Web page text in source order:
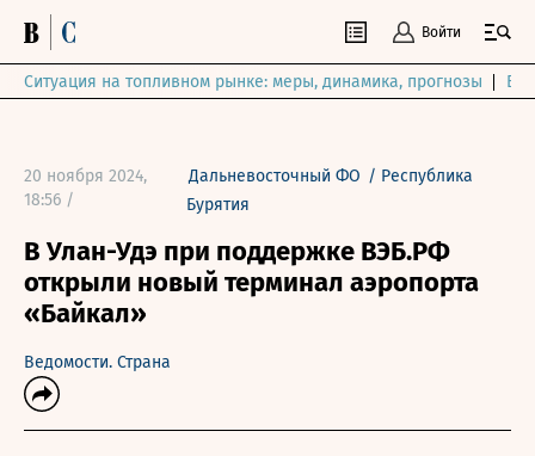
Войти
Ситуация на топливном рынке: меры, динамика, прогнозы
20 ноября 2024,
18:56 /
Дальневосточный ФО / Республика
Бурятия
В Улан-Удэ при поддержке ВЭБ.РФ
открыли новый терминал аэропорта
«Байкал»
Ведомости. Страна